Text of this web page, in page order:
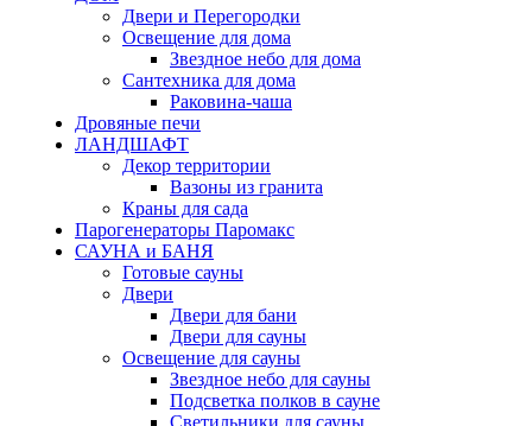
Двери и Перегородки
Освещение для дома
Звездное небо для дома
Сантехника для дома
Раковина-чаша
Дровяные печи
ЛАНДШАФТ
Декор территории
Вазоны из гранита
Краны для сада
Парогенераторы Паромакс
САУНА и БАНЯ
Готовые сауны
Двери
Двери для бани
Двери для сауны
Освещение для сауны
Звездное небо для сауны
Подсветка полков в сауне